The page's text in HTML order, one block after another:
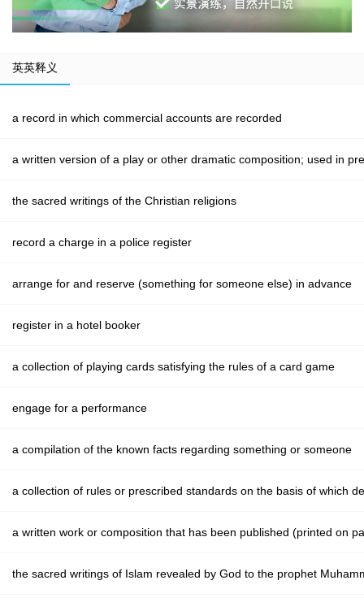
英英释义
a record in which commercial accounts are recorded
a written version of a play or other dramatic composition; used in
the sacred writings of the Christian religions
record a charge in a police register
arrange for and reserve (something for someone else) in advance
register in a hotel booker
a collection of playing cards satisfying the rules of a card game
engage for a performance
a compilation of the known facts regarding something or someone
a collection of rules or prescribed standards on the basis of which
a written work or composition that has been published (printed on
the sacred writings of Islam revealed by God to the prophet